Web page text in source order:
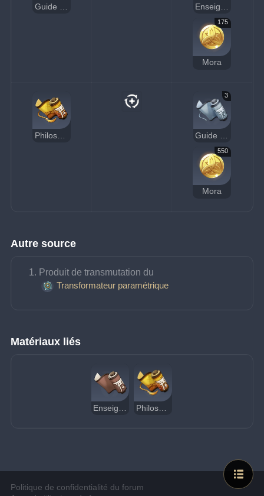
175
Mora
Philosophie de la Lumière
3
550
Mora
Autre source
Produit de transmutation du
Transformateur paramétrique
Matériaux liés
Philosophie de la Lumière
Politique de confidentialité du forum